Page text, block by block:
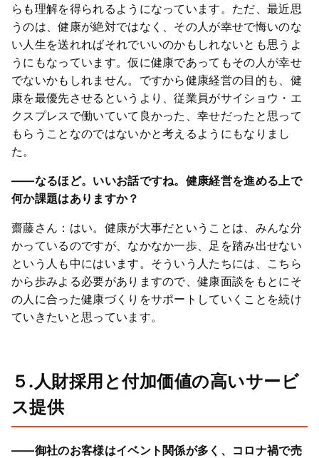
らも理解を得られるようになっています。ただ、最近思
うのは、健康が絶対ではなく、その人が幸せで悔いのな
い人生を送れればそれでいいのかもしれないとも思うよ
うにもなっています。仮に健康であってもその人が幸せ
でないかもしれません。ですから健康経営の目的も、健
康を最優先させるというより、従業員がサイショウ・エ
クスプレスで働いていて良かった、幸せだったと思って
もらうことなのではないかと考えるようにもなりまし
た。
――なるほど。いいお話ですね。健康経営を進める上で
何か課題はありますか？
齋藤さん：はい。健康が大事だということは、みんな分
かっているのですが、なかなか一歩、足を踏み出せない
という人も中にはいます。そういう人たちには、こちら
から歩みよる必要がありますので、健康面談をもとにそ
の人に合った健康づくりをサポートしていくことを続け
ていきたいと思っています。
５.人財採用と付加価値の高いサービ
ス提供
――御社のお客様はイベント関係が多く、コロナ禍で売